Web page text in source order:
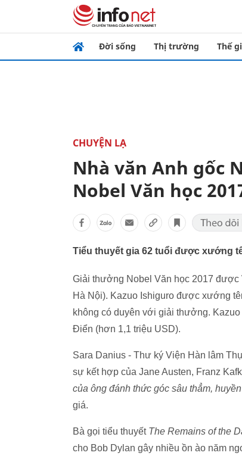
Đời sống Thị trường Thế
CHUYỆN LẠ
Nhà văn Anh gốc
Nobel Văn học
Tiểu thuyết gia 62 tuổi được xướng
Giải thưởng Nobel Văn học 2017
Hà Nội). Kazuo Ishiguro được xướng
không có duyên với giải thưởng.
Điển (hơn 1,1 triệu USD).
Sara Danius - Thư ký Viện Hàn lâm
sự kết hợp của Jane Austen, Franz
của ông đánh thức góc sâu thẳm,
giá.
Bà gọi tiểu thuyết The Remains of the
cho Bob Dylan gây nhiều ồn ào năm